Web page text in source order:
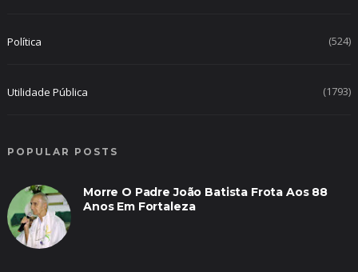
Política (524)
Utilidade Pública (1793)
POPULAR POSTS
Morre O Padre João Batista Frota Aos 88
Anos Em Fortaleza